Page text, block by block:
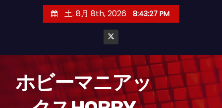
土. 8月 8th, 2026 8:43:28 PM
ホビーマニアッ